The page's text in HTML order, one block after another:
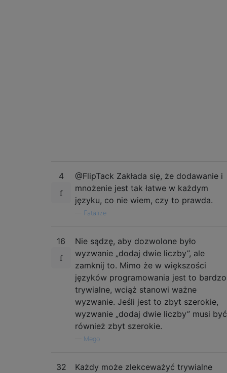
4
@FlipTack Zakłada się, że dodawanie i
mnożenie jest tak łatwe w każdym
języku, co nie wiem, czy to prawda.
Fatalize
16
Nie sądzę, aby dozwolone było
wyzwanie „dodaj dwie liczby”, ale
zamknij to. Mimo że w większości
języków programowania jest to bardzo
trywialne, wciąż stanowi ważne
wyzwanie. Jeśli jest to zbyt szerokie,
wyzwanie „dodaj dwie liczby” musi być
również zbyt szerokie.
Mego
32
Każdy może zlekceważyć trywialne